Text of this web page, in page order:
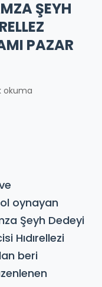
ŞEYH
PAZAR
okuma
oynayan
Şeyh Dedeyi
Hıdırellezi
beri